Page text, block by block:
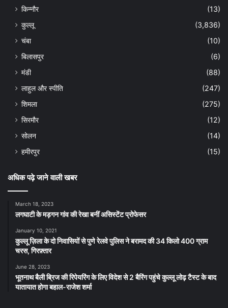
किन्नौर
(13)
कुल्लू
(3,836)
चंबा
(10)
बिलासपुर
(6)
मंडी
(88)
लाहुल और स्पीति
(247)
शिमला
(275)
सिरमौर
(12)
सोलन
(14)
हमीरपुर
(15)
अधिक पढ़े जाने वाली खबर
March 18, 2023
लगघाटी के मड़गन गांव की रेखा बनीं असिस्टेंट प्रोफेसर
January 10, 2021
कुल्लू ज़िला के दो निवासियों से पुणे रेलवे पुलिस ने बरामद की 34 किलो 400 ग्राम
चरस, गिरफ़्तार
June 28, 2023
भूतनाथ बैली ब्रिज की रिपेयरिंग के लिए विदेश से 2 बैरिंग पहुंचे कुल्लू लोढ़ टैस्ट के बाद
यातायात होगा बहाल-राजेश शर्मा